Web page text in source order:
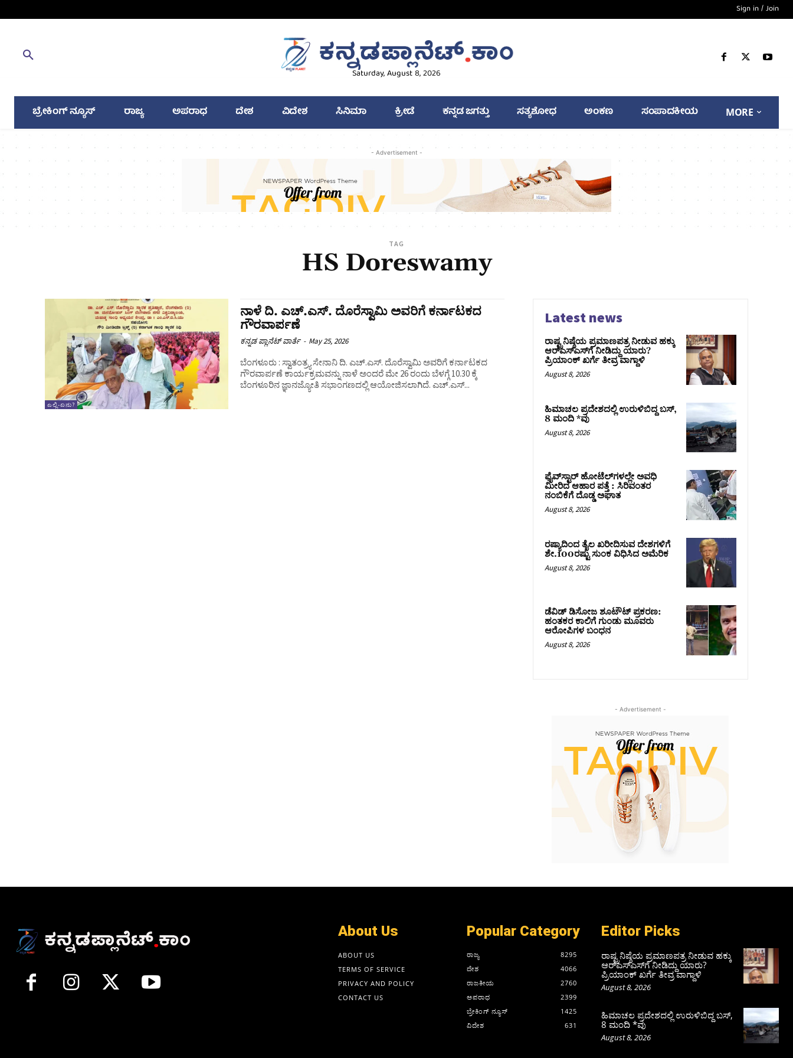
Sign in / Join
Saturday, August 8, 2026
ಬ್ರೇಕಿಂಗ್ ನ್ಯೂಸ್ ರಾಜ್ಯ ಅಪರಾಧ ದೇಶ ವಿದೇಶ ಸಿನಿಮಾ ಕ್ರೀಡೆ ಕನ್ನಡ ಜಗತ್ತು ಸತ್ಯಶೋಧ ಅಂಕಣ ಸಂಪಾದಕೀಯ MORE
- Advertisement -
TAG
HS Doreswamy
ಎಲ್ಲಿ-ಏನು?
ನಾಳೆ ದಿ. ಎಚ್.ಎಸ್.‌ ದೊರೆಸ್ವಾಮಿ ಅವರಿಗೆ ಕರ್ನಾಟಕದ
ಗೌರವಾರ್ಪಣೆ
ಕನ್ನಡ ಪ್ಲಾನೆಟ್ ವಾರ್ತೆ - May 25, 2026
ಬೆಂಗಳೂರು : ಸ್ವಾತಂತ್ರ್ಯ ಸೇನಾನಿ ದಿ. ಎಚ್.ಎಸ್.‌ ದೊರೆಸ್ವಾಮಿ ಅವರಿಗೆ ಕರ್ನಾಟಕದ
ಗೌರವಾರ್ಪಣೆ ಕಾರ್ಯಕ್ರಮವನ್ನು ನಾಳೆ ಅಂದರೆ ಮೇ 26 ರಂದು ಬೆಳಗ್ಗೆ 10.30 ಕ್ಕೆ
ಬೆಂಗಳೂರಿನ ಜ್ಞಾನಜ್ಯೋತಿ ಸಭಾಂಗಣದಲ್ಲಿ ಆಯೋಜಿಸಲಾಗಿದೆ. ಎಚ್.ಎಸ್‌...
Latest news
ರಾಷ್ಟ್ರನಿಷ್ಠೆಯ ಪ್ರಮಾಣಪತ್ರ ನೀಡುವ ಹಕ್ಕು
ಆರ್‌ಎಸ್‌ಎಸ್‌ಗೆ ನೀಡಿದ್ದು ಯಾರು?
ಪ್ರಿಯಾಂಕ್ ಖರ್ಗೆ ತೀವ್ರ ವಾಗ್ದಾಳಿ
August 8, 2026
ಹಿಮಾಚಲ ಪ್ರದೇಶದಲ್ಲಿ ಉರುಳಿಬಿದ್ದ ಬಸ್‌,
8 ಮಂದಿ *ವು
August 8, 2026
ಫೈವ್‌ಸ್ಟಾರ್ ಹೋಟೆಲ್‌ಗಳಲ್ಲೇ ಅವಧಿ
ಮೀರಿದ ಆಹಾರ ಪತ್ತೆ : ಸಿರಿವಂತರ
ನಂಬಿಕೆಗೆ ದೊಡ್ಡ ಅಘಾತ
August 8, 2026
ರಷ್ಯಾದಿಂದ ತೈಲ ಖರೀದಿಸುವ ದೇಶಗಳಿಗೆ
ಶೇ.100ರಷ್ಟು ಸುಂಕ ವಿಧಿಸಿದ ಅಮೆರಿಕ
August 8, 2026
ಡೆವಿಡ್ ಡಿಸೋಜ ಶೂಟೌಟ್ ಪ್ರಕರಣ:
ಹಂತಕರ ಕಾಲಿಗೆ ಗುಂಡು ಮೂವರು
ಆರೋಪಿಗಳ ಬಂಧನ
August 8, 2026
- Advertisement -
About Us
ABOUT US
TERMS OF SERVICE
PRIVACY AND POLICY
CONTACT US
Popular Category
ರಾಜ್ಯ
8295
ದೇಶ
4066
ರಾಜಕೀಯ
2760
ಅಪರಾಧ
2399
ಬ್ರೇಕಿಂಗ್ ನ್ಯೂಸ್
1425
ವಿದೇಶ
631
Editor Picks
ರಾಷ್ಟ್ರನಿಷ್ಠೆಯ ಪ್ರಮಾಣಪತ್ರ ನೀಡುವ ಹಕ್ಕು
ಆರ್‌ಎಸ್‌ಎಸ್‌ಗೆ ನೀಡಿದ್ದು ಯಾರು?
ಪ್ರಿಯಾಂಕ್ ಖರ್ಗೆ ತೀವ್ರ ವಾಗ್ದಾಳಿ
August 8, 2026
ಹಿಮಾಚಲ ಪ್ರದೇಶದಲ್ಲಿ ಉರುಳಿಬಿದ್ದ ಬಸ್‌,
8 ಮಂದಿ *ವು
August 8, 2026